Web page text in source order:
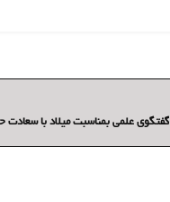
گفتگوی علمی بمناسبت میلاد با